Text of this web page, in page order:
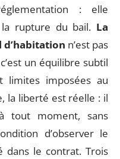
: elle
rupture du bail. La
n’est pas
un équilibre subtil
limites imposées au
la liberté est réelle : il
tout moment, sans
d’observer le
dans le contrat. Trois